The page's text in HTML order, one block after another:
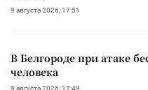
9 августа 2026, 17:51
В Белгороде при атаке
человека
9 августа 2026, 17:49